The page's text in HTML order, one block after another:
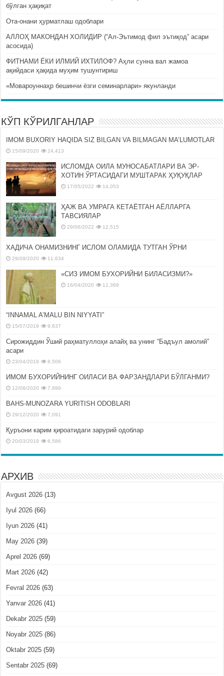
бўлган ҳақиқат
Ота-онани ҳурматлаш одоблари
АЛЛОҲ МАКОНДАН ХОЛИДИР (“Ал-Эътимод фил эътиқод” асари
асосида)
ФИТНАМИ ЁКИ ИЛМИЙ ИХТИЛОФ? Аҳли сунна вал жамоа
ақийдаси ҳақида муҳим тушунтириш
«Мовароуннаҳр бешинчи ёзги семинарлари» якунланди
КЎП КЎРИЛГАНЛАР
IMOM BUXORIY HAQIDA SIZ BILGAN VA BILMAGAN MA’LUMOTLAR
15/09/2020 24,413
ИСЛОМДА ОИЛА МУНОСАБАТЛАРИ ВА ЭР-
ХОТИН ЎРТАСИДАГИ МУШТАРАК ҲУҚУҚЛАР
17/05/2022 14,053
ҲАЖ ВА УМРАГА КЕТАЁТГАН АЁЛЛАРГА
ТАВСИЯЛАР
29/06/2022 12,515
ХАДИЧА ОНАМИЗНИНГ ИСЛОМ ОЛАМИДА ТУТГАН ЎРНИ
29/09/2020 11,634
«СИЗ ИМОМ БУХОРИЙНИ БИЛАСИЗМИ?»
16/04/2020 11,369
“INNAMAL A’MALU BIN NIYYATI”
15/07/2019 9,637
Сирожиддин Ўший раҳматуллоҳи алайҳ ва унинг “Бадъул амолий”
асари
23/04/2019 8,506
ИМОМ БУХОРИЙНИНГ ОИЛАСИ ВА ФАРЗАНДЛАРИ БЎЛГАНМИ?
12/08/2020 7,999
BAHS-MUNOZARA YURITISH ODOBLARI
29/12/2020 7,091
Қуръони карим қироатидаги зарурий одоблар
20/03/2019 6,586
АРХИВ
Avgust 2026 (13)
Iyul 2026 (66)
Iyun 2026 (41)
May 2026 (39)
Aprel 2026 (69)
Mart 2026 (42)
Fevral 2026 (63)
Yanvar 2026 (41)
Dekabr 2025 (59)
Noyabr 2025 (86)
Oktabr 2025 (59)
Sentabr 2025 (69)